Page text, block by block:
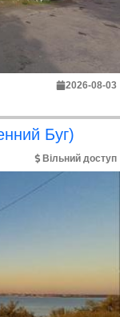
2026-08-03
Буг)
Вільний доступ